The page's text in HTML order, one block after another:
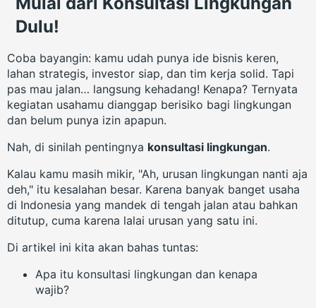
Dulu!
Coba bayangin: kamu udah punya ide bisnis keren,
lahan strategis, investor siap, dan tim kerja solid. Tapi
pas mau jalan… langsung kehadang! Kenapa? Ternyata
kegiatan usahamu dianggap berisiko bagi lingkungan
dan belum punya izin apapun.
Nah, di sinilah pentingnya konsultasi lingkungan.
Kalau kamu masih mikir, "Ah, urusan lingkungan nanti aja
deh," itu kesalahan besar. Karena banyak banget usaha
di Indonesia yang mandek di tengah jalan atau bahkan
ditutup, cuma karena lalai urusan yang satu ini.
Di artikel ini kita akan bahas tuntas:
Apa itu konsultasi lingkungan dan kenapa
wajib?